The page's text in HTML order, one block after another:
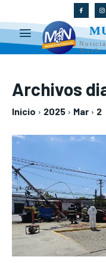
Maule
Archivos
Inicio 2025 Mar 2